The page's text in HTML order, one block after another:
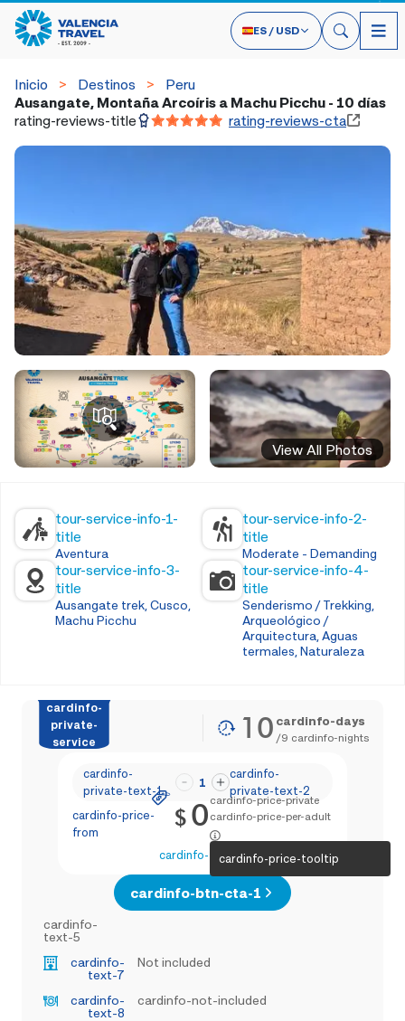
ES / USD
Inicio Destinos
Peru
Ausangate, Montaña Arcoíris a Machu Picchu - 10 días
rating-reviews-title
rating-reviews-cta
View All Photos
tour-service-info-1-
title
Aventura
tour-service-info-2-
title
Moderate - Demanding
tour-service-info-3-
title
Ausangate trek, Cusco,
Machu Picchu
tour-service-info-4-
title
Senderismo / Trekking,
Arqueológico /
Arquitectura, Aguas
termales, Naturaleza
cardinfo-
private-
service
10 cardinfo-days
/9 cardinfo-nights
cardinfo-
private-text-1
1
cardinfo-
private-text-2
cardinfo-price-
from
$0 cardinfo-price-private
cardinfo-price-per-adult
cardinfo-price-tooltip
cardinfo-text-4
cardinfo-btn-cta-1
cardinfo-
text-5
cardinfo-
text-7
Not included
cardinfo-
text-8
cardinfo-not-included